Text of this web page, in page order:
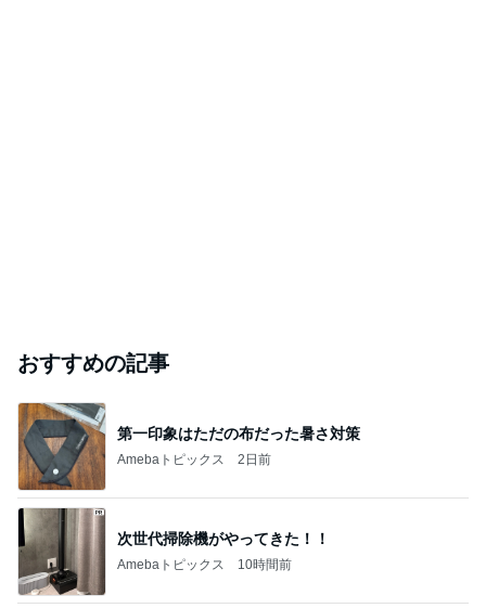
おすすめの記事
第一印象はただの布だった暑さ対策
Amebaトピックス 2日前
次世代掃除機がやってきた！！
Amebaトピックス 10時間前